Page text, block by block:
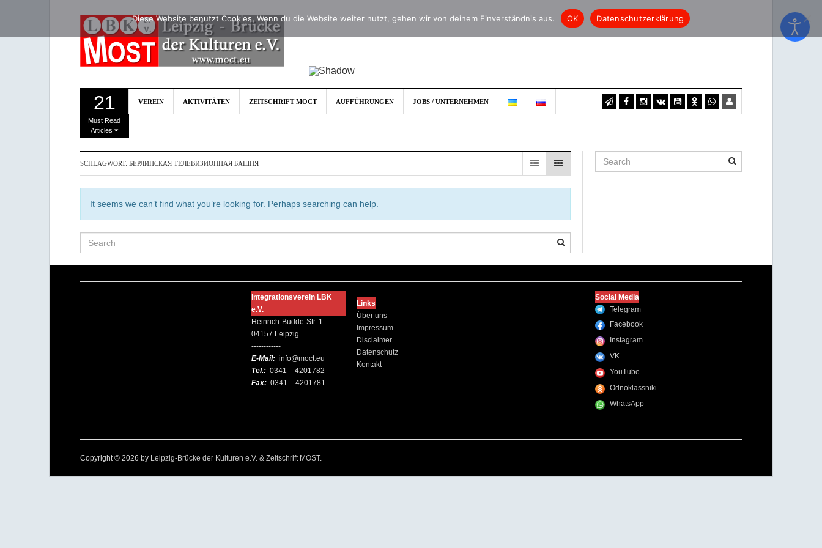
21
Must Read
Articles
VEREIN AKTIVITÄTEN ZEITSCHRIFT MOCT AUFFÜHRUNGEN JOBS / UNTERNEHMEN
SCHLAGWORT: БЕРЛИНСКАЯ ТЕЛЕВИЗИОННАЯ БАШНЯ
It seems we can’t find what you’re looking for. Perhaps searching can help.
Integrationsverein LBK
e.V.
Heinrich-Budde-Str. 1
04157 Leipzig
------------
E-Mail: info@moct.eu
Tel.: 0341 – 4201782
Fax: 0341 – 4201781
Links
Über uns
Impressum
Disclaimer
Datenschutz
Kontakt
Social Media
Telegram
Facebook
Instagram
VK
YouTube
Odnoklassniki
WhatsApp
Copyright © 2026 by Leipzig-Brücke der Kulturen e.V. & Zeitschrift MOST.
Diese Website benutzt Cookies. Wenn du die Website weiter nutzt, gehen wir von deinem Einverständnis aus. OK Datenschutzerklärung